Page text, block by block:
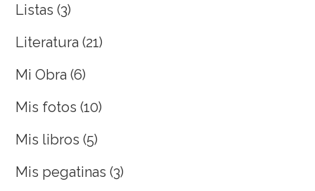
Listas (3)
Literatura (21)
Mi Obra (6)
Mis fotos (10)
Mis libros (5)
Mis pegatinas (3)